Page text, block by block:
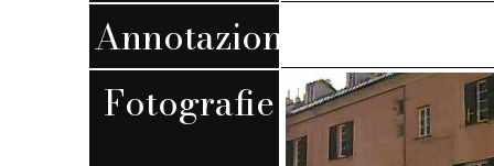
Annotazioni
Fotografie